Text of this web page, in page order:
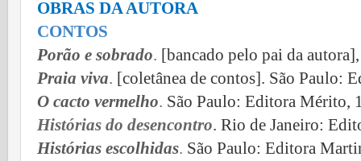
OBRAS DA AUTORA
CONTOS
Porão e sobrado. [bancado pelo pai da
Praia viva. [coletânea de contos]. São Paulo:
O cacto vermelho. São Paulo: Editora Mérito,
Histórias do desencontro. Rio de Janeiro:
Histórias escolhidas. São Paulo: Editora